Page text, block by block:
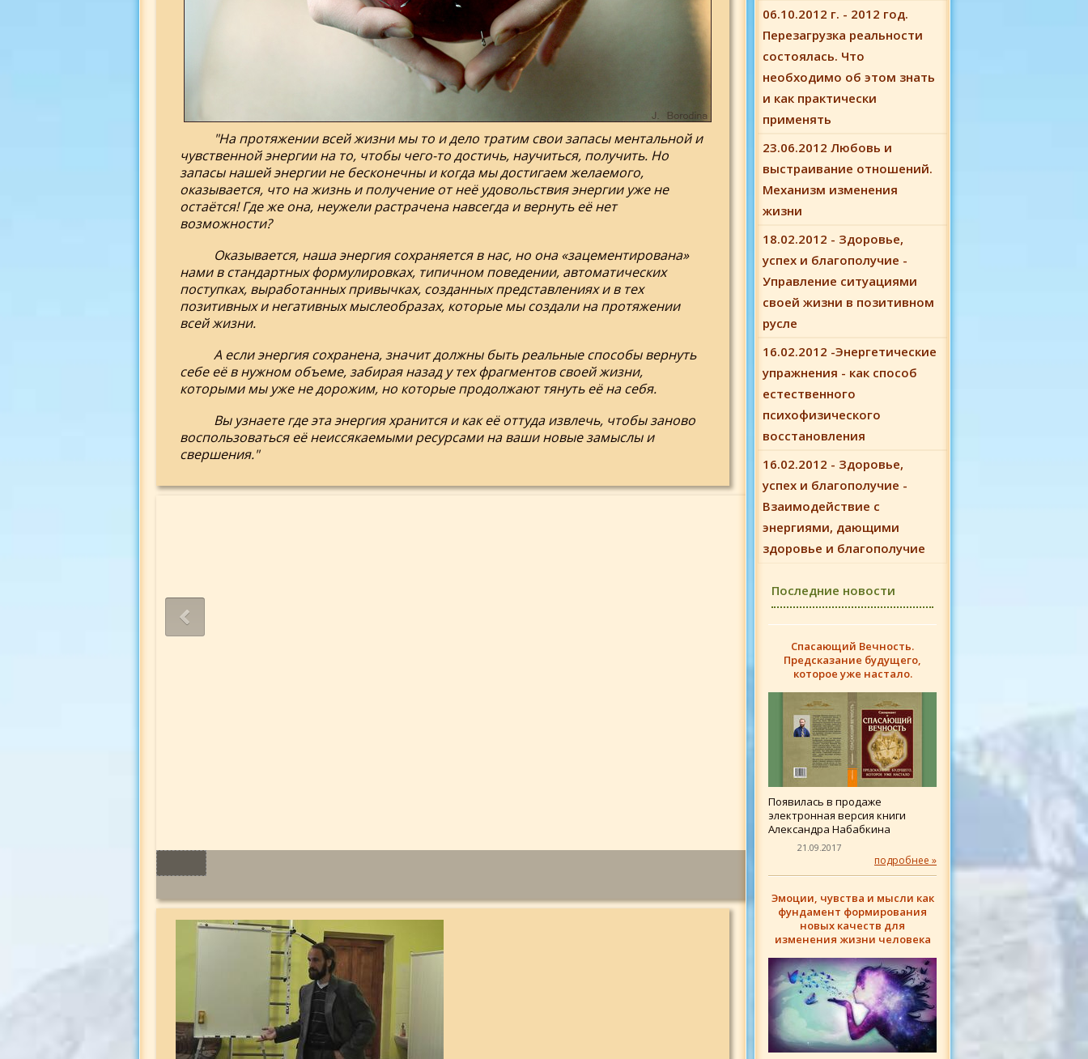
06.10.2012 г. - 2012 год.
Перезагрузка реальности
состоялась. Что
необходимо об этом знать
и как практически
применять
23.06.2012 Любовь и
выстраивание отношений.
Механизм изменения
жизни
18.02.2012 - Здоровье,
успех и благополучие -
Управление ситуациями
своей жизни в позитивном
русле
16.02.2012 -Энергетические
упражнения - как способ
естественного
психофизического
восстановления
16.02.2012 - Здоровье,
успех и благополучие -
Взаимодействие с
энергиями, дающими
здоровье и благополучие
Последние новости
Спасающий Вечность.
Предсказание будущего,
которое уже настало.
Появилась в продаже
электронная версия книги
Александра Набабкина
21.09.2017
подробнее »
Эмоции, чувства и мысли как
фундамент формирования
новых качеств для
изменения жизни человека
"На протяжении всей жизни мы то и дело тратим свои запасы ментальной и
чувственной энергии на то, чтобы чего-то достичь, научиться, получить. Но
запасы нашей энергии не бесконечны и когда мы достигаем желаемого,
оказывается, что на жизнь и получение от неё удовольствия энергии уже не
остаётся! Где же она, неужели растрачена навсегда и вернуть её нет
возможности?
Оказывается, наша энергия сохраняется в нас, но она «зацементирована»
нами в стандартных формулировках, типичном поведении, автоматических
поступках, выработанных привычках, созданных представлениях и в тех
позитивных и негативных мыслеобразах, которые мы создали на протяжении
всей жизни.
А если энергия сохранена, значит должны быть реальные способы вернуть
себе её в нужном объеме, забирая назад у тех фрагментов своей жизни,
которыми мы уже не дорожим, но которые продолжают тянуть её на себя.
Вы узнаете где эта энергия хранится и как её оттуда извлечь, чтобы заново
воспользоваться её неиссякаемыми ресурсами на ваши новые замыслы и
свершения."